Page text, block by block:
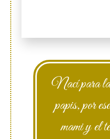
Nací para la
papis, por
mami y el